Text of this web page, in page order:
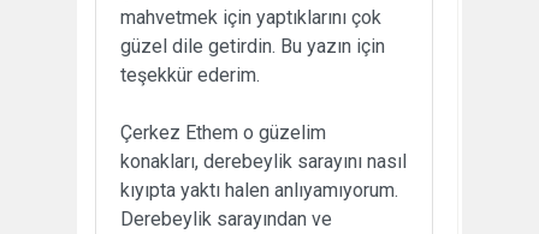
mahvetmek için yaptıklarını çok
güzel dile getirdin. Bu yazın için
teşekkür ederim.
Çerkez Ethem o güzelim
konakları, derebeylik sarayını nasıl
kıyıpta yaktı halen anlıyamıyorum.
Derebeylik sarayından ve